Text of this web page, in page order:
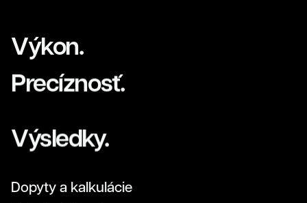
Výkon.
Precíznosť.
Výsledky.
Dopyty a kalkulácie